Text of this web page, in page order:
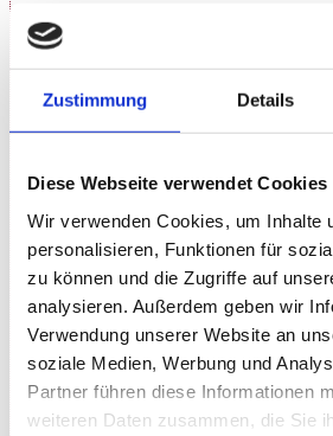
Zustimmung Details
Diese Webseite verwendet Cookies
Wir verwenden Cookies, um Inhalte
personalisieren, Funktionen für
zu können und die Zugriffe auf
analysieren. Außerdem geben wir
Verwendung unserer Website an
soziale Medien, Werbung und
Partner führen diese Informationen
weiteren Daten zusammen, die Sie
Mit einem Timing, auf das selbst
sind, hat sich Gstettenbauer zu
Comedians des Landes
mordsheterosexuell und
stranguliert der
man sich danach fragt, ob man
direkt verbieten sollte.
auf Erlaubnis, er erteilt sie sich
Absprache mit seiner Frau.
„KOMPLETT ABSURD“ ist der
Roundhouse-Kick der deutschen
Gags, hohes Tempo – mitten aus
trifft alle, die es verdient haben.